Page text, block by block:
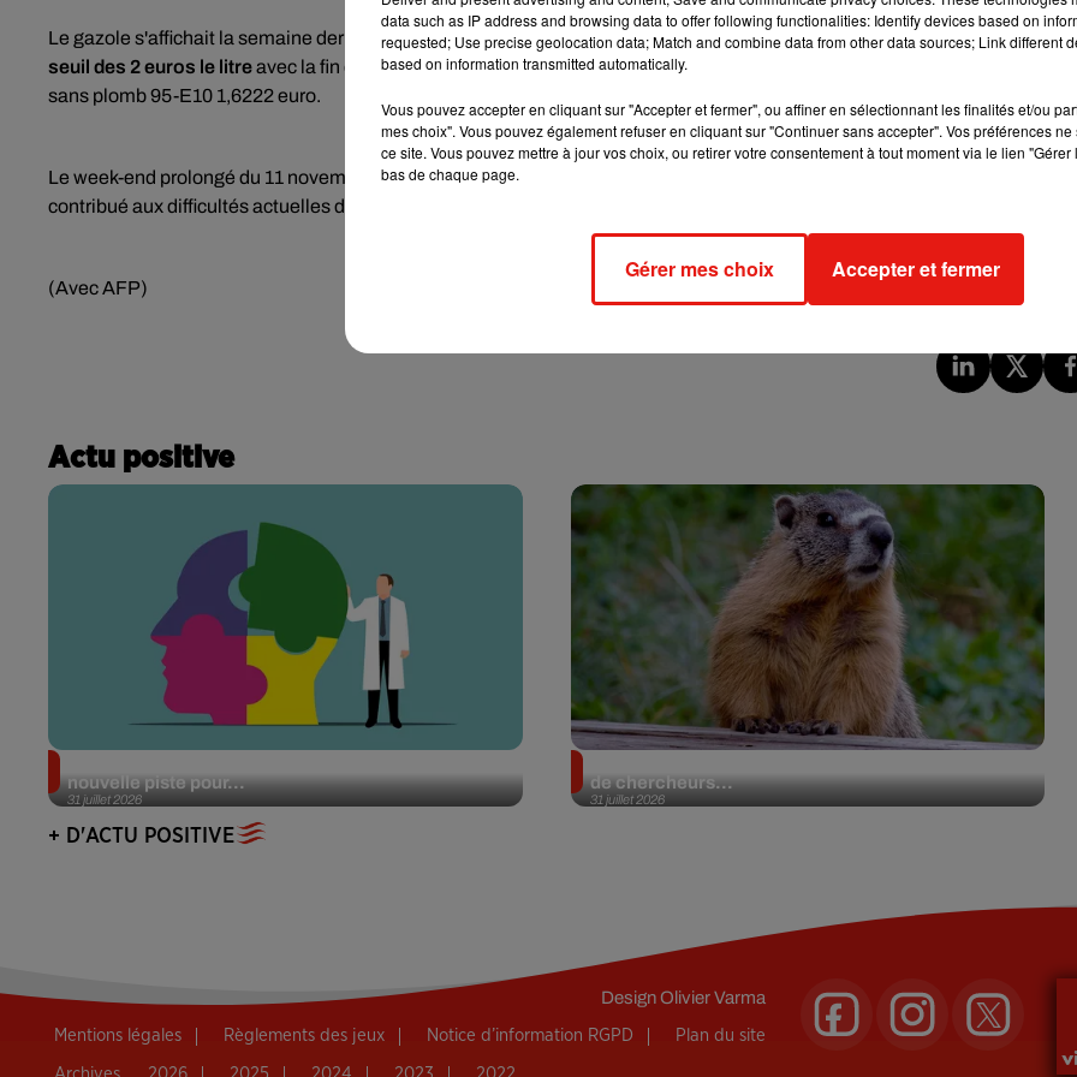
Le gazole s'affichait la semaine dernière à la pompe à un prix moyen national de 1,8319 euro le litre. Il pourraitfranchir le
seuil des 2 euros le litreavec la fin des remises. L'essence sans plomb 95, elle, coûtait en moyenne 1,6797 euro le litre, et le
sans plomb 95-E10 1,6222 euro.
Le week-end prolongé du 11 novembre, avec une forte demande en carburant et une baisse des approvisionnements, a
contribué aux difficultés actuelles des stations-services.
(Avec AFP)
Actu positive
31 juillet 2026
nouvelle piste pour...
31 juillet 2026
de chercheurs...
+ D'ACTU POSITIVE
DesignOlivier Varma
Mentions légales Règlements des jeux Notice d’information RGPD Plan du site
data such as IP address and browsing data to offer following functionalities: Identify devices based on
requested; Use precise geolocation data; Match and combine data from other data sources; Link different
based on information transmitted automatically.
Vous pouvez accepter en cliquant sur "Accepter et fermer", ou affiner en sélectionnant les finalités et/ou
mes choix". Vous pouvez également refuser en cliquant sur "Continuer sans accepter". Vos préférences
ce site. Vous pouvez mettre à jour vos choix, ou retirer votre consentement à tout moment via le lien
bas de chaque page.
Gérer mes choix Accepter et fermer